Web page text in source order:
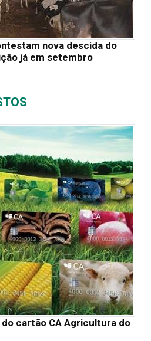
nova descida do
já em setembro
do cartão CA Agricultura do